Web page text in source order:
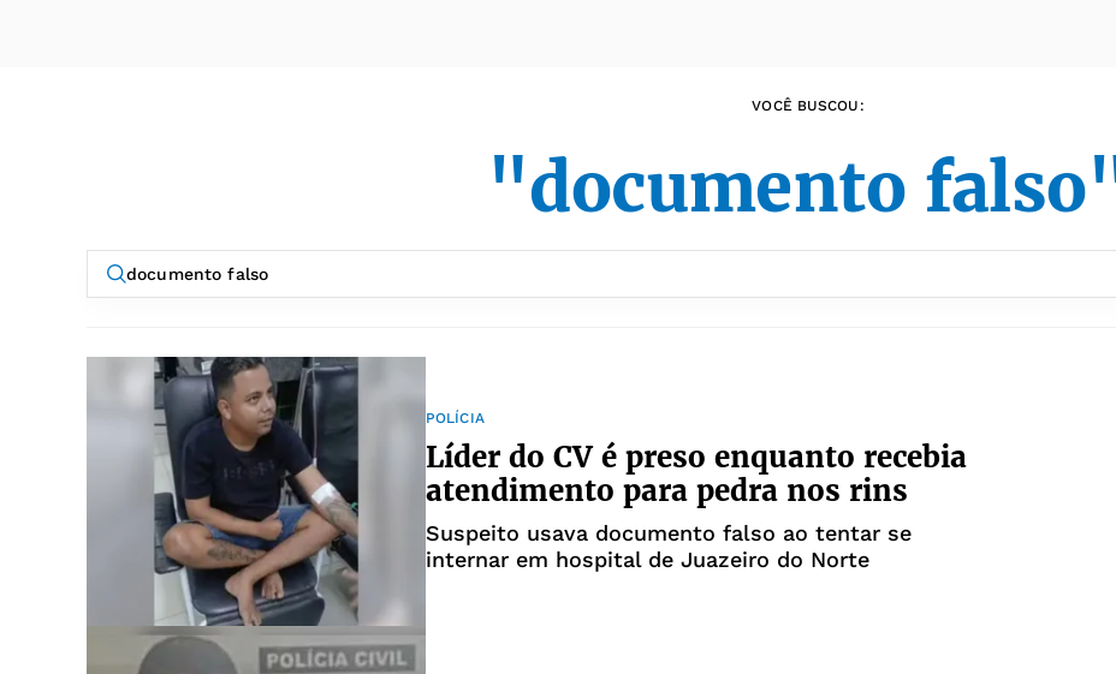
VOCÊ BUSCOU:
"documento
POLÍCIA
Líder do CV é preso enquanto recebia
atendimento para pedra nos rins
Suspeito usava documento falso ao tentar se
internar em hospital de Juazeiro do Norte